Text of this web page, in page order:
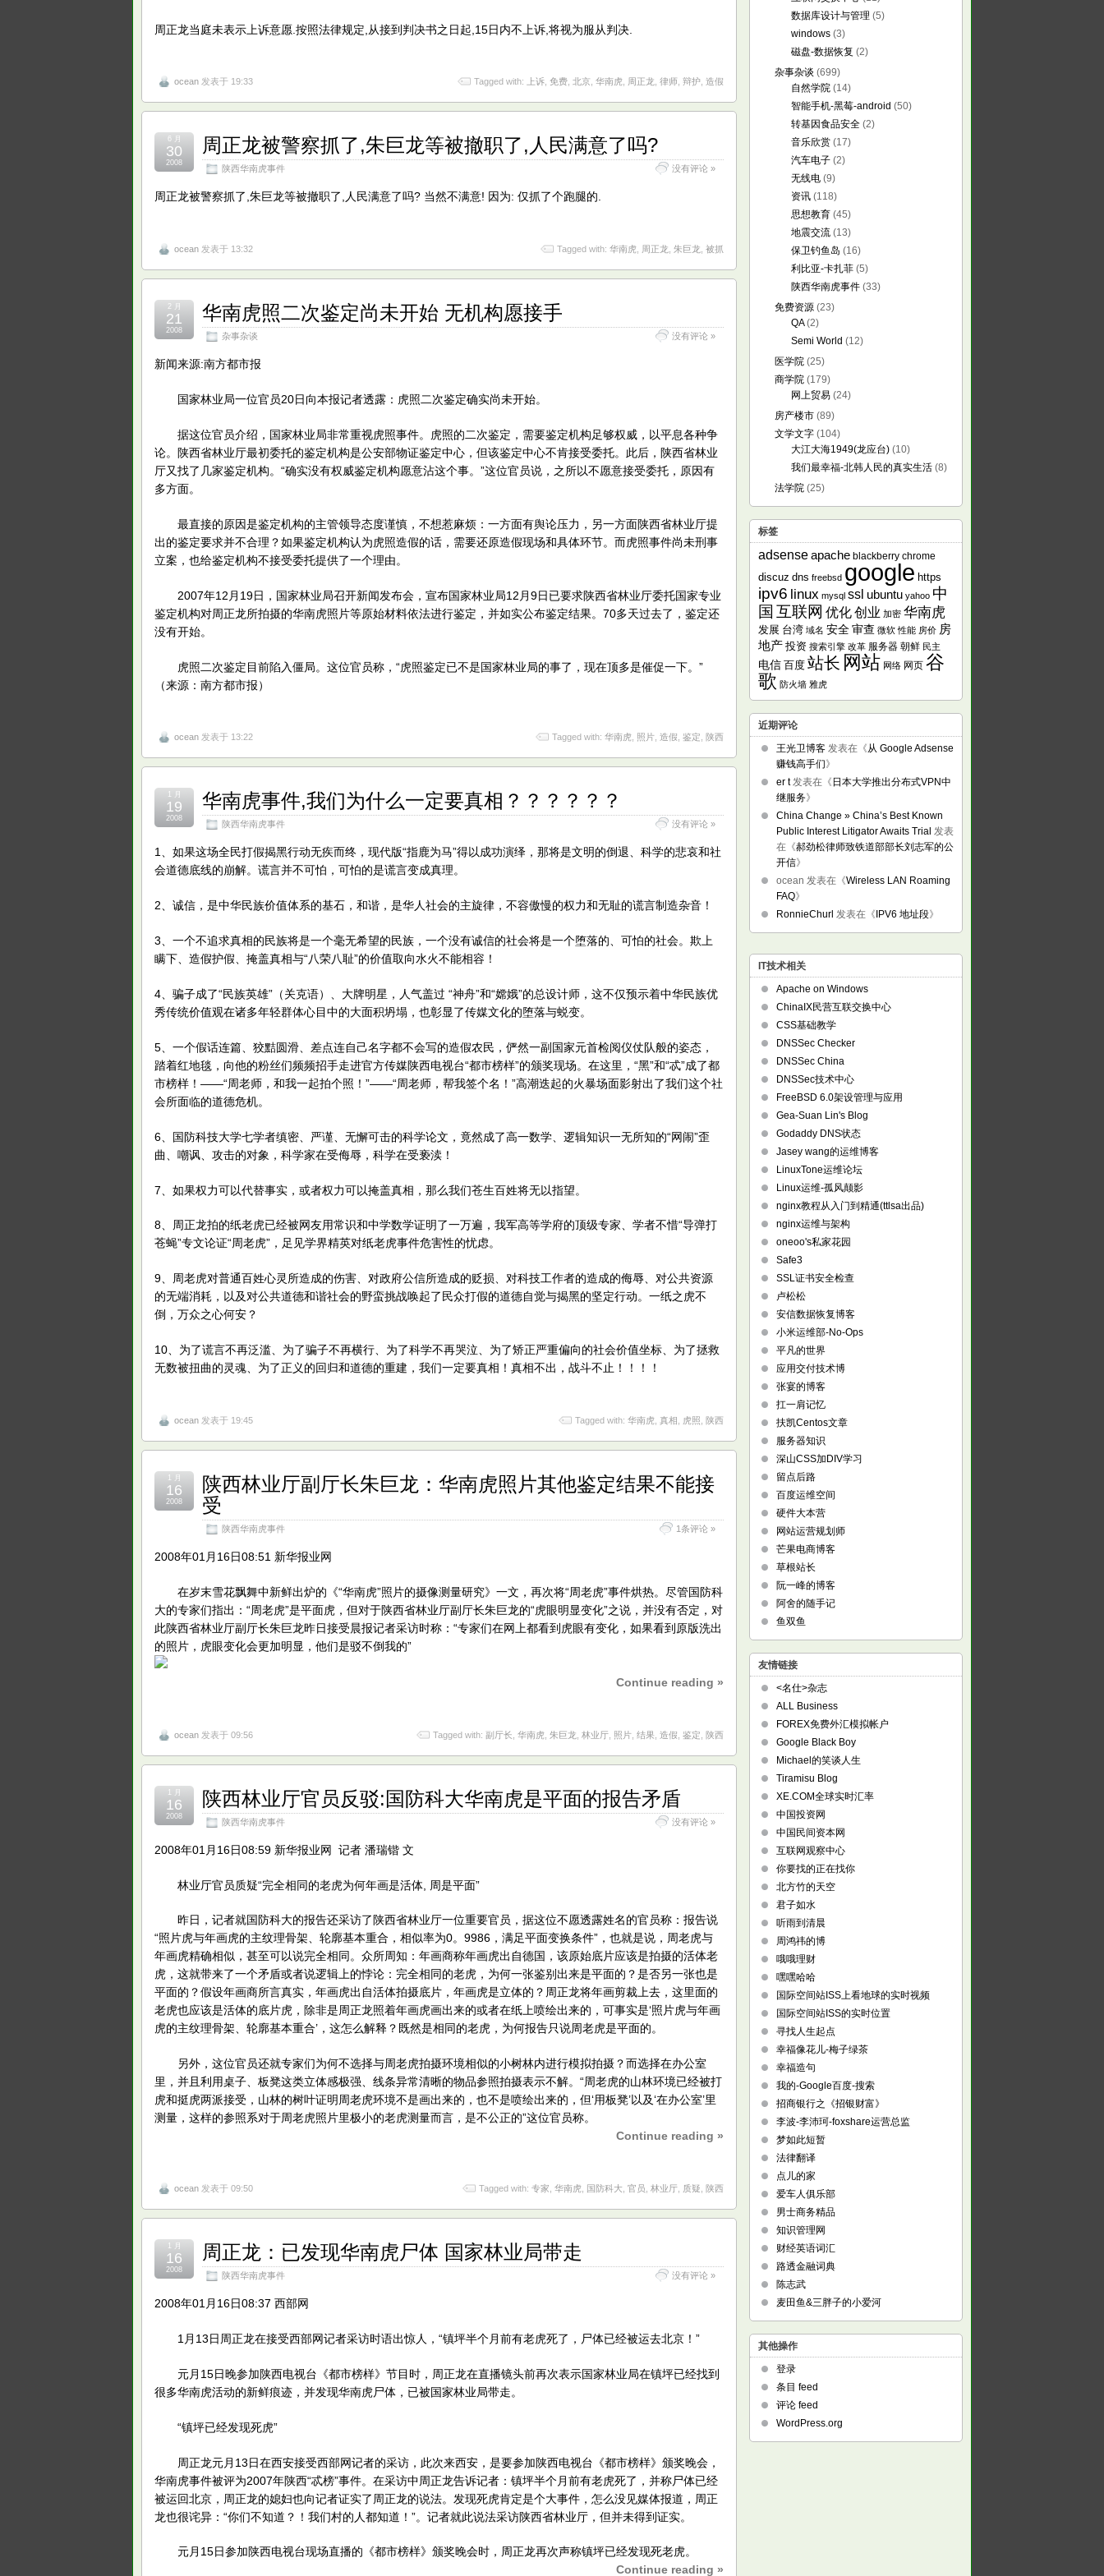
周正龙当庭未表示上诉意愿.按照法律规定,从接到判决书之日起,15日内不上诉,将视为服从判决.
ocean 发表于 19:33 Tagged with: 上诉, 免费, 北京, 华南虎, 周正龙, 律师, 辩护, 造假
周正龙被警察抓了,朱巨龙等被撤职了,人民满意了吗?
陕西华南虎事件 没有评论 »
6 月
30
2008
周正龙被警察抓了,朱巨龙等被撤职了,人民满意了吗? 当然不满意! 因为: 仅抓了个跑腿的.
ocean 发表于 13:32 Tagged with: 华南虎 周正龙 朱巨龙 被抓
华南虎照二次鉴定尚未开始 无机构愿接手
杂事杂谈 没有评论 »
2 月
21
2008
新闻来源:南方都市报
国家林业局一位官员20日向本报记者透露：虎照二次鉴定确实尚未开始。
据这位官员介绍，国家林业局非常重视虎照事件。虎照的二次鉴定，需要鉴定机构足够权威，以平息各种争
论。陕西省林业厅最初委托的鉴定机构是公安部物证鉴定中心，但该鉴定中心不肯接受委托。此后，陕西省林业
厅又找了几家鉴定机构。“确实没有权威鉴定机构愿意沾这个事。”这位官员说，之所以不愿意接受委托，原因有
多方面。
最直接的原因是鉴定机构的主管领导态度谨慎，不想惹麻烦：一方面有舆论压力，另一方面陕西省林业厅提
出的鉴定要求并不合理？如果鉴定机构认为虎照造假的话，需要还原造假现场和具体环节。而虎照事件尚未刑事
立案，也给鉴定机构不接受委托提供了一个理由。
2007年12月19日，国家林业局召开新闻发布会，宣布国家林业局12月9日已要求陕西省林业厅委托国家专业
鉴定机构对周正龙所拍摄的华南虎照片等原始材料依法进行鉴定，并如实公布鉴定结果。70多天过去了，鉴定还
没有开始。
虎照二次鉴定目前陷入僵局。这位官员称，“虎照鉴定已不是国家林业局的事了，现在顶多是催促一下。”
（来源：南方都市报）
ocean 发表于 13:22 Tagged with: 华南虎 照片 造假 鉴定 陕西
华南虎事件,我们为什么一定要真相？？？？？？
陕西华南虎事件 没有评论 »
1 月
19
2008
1、如果这场全民打假揭黑行动无疾而终，现代版“指鹿为马”得以成功演绎，那将是文明的倒退、科学的悲哀和社
会道德底线的崩解。谎言并不可怕，可怕的是谎言变成真理。
2、诚信，是中华民族价值体系的基石，和谐，是华人社会的主旋律，不容傲慢的权力和无耻的谎言制造杂音！
3、一个不追求真相的民族将是一个毫无希望的民族，一个没有诚信的社会将是一个堕落的、可怕的社会。欺上
瞒下、造假护假、掩盖真相与“八荣八耻”的价值取向水火不能相容！
4、骗子成了“民族英雄”（关克语）、大牌明星，人气盖过 “神舟”和“嫦娥”的总设计师，这不仅预示着中华民族优
秀传统价值观在诸多年轻群体心目中的大面积坍塌，也彰显了传媒文化的堕落与蜕变。
5、一个假话连篇、狡黠圆滑、差点连自己名字都不会写的造假农民，俨然一副国家元首检阅仪仗队般的姿态，
踏着红地毯，向他的粉丝们频频招手走进官方传媒陕西电视台“都市榜样”的颁奖现场。在这里，“黑”和“忒”成了都
市榜样！——“周老师，和我一起拍个照！”——“周老师，帮我签个名！”高潮迭起的火暴场面影射出了我们这个社
会所面临的道德危机。
6、国防科技大学七学者缜密、严谨、无懈可击的科学论文，竟然成了高一数学、逻辑知识一无所知的“网闹”歪
曲、嘲讽、攻击的对象，科学家在受侮辱，科学在受亵渎！
7、如果权力可以代替事实，或者权力可以掩盖真相，那么我们苍生百姓将无以指望。
8、周正龙拍的纸老虎已经被网友用常识和中学数学证明了一万遍，我军高等学府的顶级专家、学者不惜“导弹打
苍蝇”专文论证“周老虎”，足见学界精英对纸老虎事件危害性的忧虑。
9、周老虎对普通百姓心灵所造成的伤害、对政府公信所造成的贬损、对科技工作者的造成的侮辱、对公共资源
的无端消耗，以及对公共道德和谐社会的野蛮挑战唤起了民众打假的道德自觉与揭黑的坚定行动。一纸之虎不
倒，万众之心何安？
10、为了谎言不再泛滥、为了骗子不再横行、为了科学不再哭泣、为了矫正严重偏向的社会价值坐标、为了拯救
无数被扭曲的灵魂、为了正义的回归和道德的重建，我们一定要真相！真相不出，战斗不止！！！！
ocean 发表于 19:45 Tagged with: 华南虎 真相 虎照 陕西
陕西林业厅副厅长朱巨龙：华南虎照片其他鉴定结果不能接
受
陕西华南虎事件 1条评论 »
1 月
16
2008
2008年01月16日08:51 新华报业网
在岁末雪花飘舞中新鲜出炉的《“华南虎”照片的摄像测量研究》一文，再次将“周老虎”事件烘热。尽管国防科
大的专家们指出：“周老虎”是平面虎，但对于陕西省林业厅副厅长朱巨龙的“虎眼明显变化”之说，并没有否定，对
此陕西省林业厅副厅长朱巨龙昨日接受晨报记者采访时称：“专家们在网上都看到虎眼有变化，如果看到原版洗出
的照片，虎眼变化会更加明显，他们是驳不倒我的”
Continue reading »
ocean 发表于 09:56 Tagged with: 副厅长 华南虎 朱巨龙 林业厅 照片 结果 造假 鉴定 陕西
陕西林业厅官员反驳:国防科大华南虎是平面的报告矛盾
陕西华南虎事件 没有评论 »
1 月
16
2008
2008年01月16日08:59 新华报业网 记者 潘瑞锴 文
林业厅官员质疑“完全相同的老虎为何年画是活体, 周是平面”
昨日，记者就国防科大的报告还采访了陕西省林业厅一位重要官员，据这位不愿透露姓名的官员称：报告说
“照片虎与年画虎的主纹理骨架、轮廓基本重合，相似率为0。9986，满足平面变换条件”，也就是说，周老虎与
年画虎精确相似，甚至可以说完全相同。众所周知：年画商称年画虎出自德国，该原始底片应该是拍摄的活体老
虎，这就带来了一个矛盾或者说逻辑上的悖论：完全相同的老虎，为何一张鉴别出来是平面的？是否另一张也是
平面的？假设年画商所言真实，年画虎出自活体拍摄底片，年画虎是立体的？周正龙将年画剪裁上去，这里面的
老虎也应该是活体的底片虎，除非是周正龙照着年画虎画出来的或者在纸上喷绘出来的，可事实是‘照片虎与年画
虎的主纹理骨架、轮廓基本重合’，这怎么解释？既然是相同的老虎，为何报告只说周老虎是平面的。
另外，这位官员还就专家们为何不选择与周老虎拍摄环境相似的小树林内进行模拟拍摄？而选择在办公室
里，并且利用桌子、板凳这类立体感极强、线条异常清晰的物品参照拍摄表示不解。“周老虎的山林环境已经被打
虎和挺虎两派接受，山林的树叶证明周老虎环境不是画出来的，也不是喷绘出来的，但‘用板凳’以及‘在办公室’里
测量，这样的参照系对于周老虎照片里极小的老虎测量而言，是不公正的”这位官员称。
Continue reading »
ocean 发表于 09:50 Tagged with: 专家 华南虎 国防科大 官员 林业厅 质疑 陕西
周正龙：已发现华南虎尸体 国家林业局带走
陕西华南虎事件 没有评论 »
1 月
16
2008
2008年01月16日08:37 西部网
1月13日周正龙在接受西部网记者采访时语出惊人，“镇坪半个月前有老虎死了，尸体已经被运去北京！”
元月15日晚参加陕西电视台《都市榜样》节目时，周正龙在直播镜头前再次表示国家林业局在镇坪已经找到
很多华南虎活动的新鲜痕迹，并发现华南虎尸体，已被国家林业局带走。
“镇坪已经发现死虎”
周正龙元月13日在西安接受西部网记者的采访，此次来西安，是要参加陕西电视台《都市榜样》颁奖晚会，
华南虎事件被评为2007年陕西“忒榜”事件。在采访中周正龙告诉记者：镇坪半个月前有老虎死了，并称尸体已经
被运回北京，周正龙的媳妇也向记者证实了周正龙的说法。发现死虎肯定是个大事件，怎么没见媒体报道，周正
龙也很诧异：“你们不知道？！我们村的人都知道！”。记者就此说法采访陕西省林业厅，但并未得到证实。
元月15日参加陕西电视台现场直播的《都市榜样》颁奖晚会时，周正龙再次声称镇坪已经发现死老虎。
Continue reading »
数据库设计与管理 (5)
windows (3)
磁盘-数据恢复 (2)
杂事杂谈 (699)
自然学院 (14)
智能手机-黑莓-android (50)
转基因食品安全 (2)
音乐欣赏 (17)
汽车电子 (2)
无线电 (9)
资讯 (118)
思想教育 (45)
地震交流 (13)
保卫钓鱼岛 (16)
利比亚-卡扎菲 (5)
陕西华南虎事件 (33)
免费资源 (23)
QA(2)
Semi World (12)
医学院 (25)
商学院 (179)
网上贸易 (24)
房产楼市 (89)
文学文字 (104)
大江大海1949(龙应台) (10)
我们最幸福-北韩人民的真实生活 (8)
法学院 (25)
标签
adsenseapache blackberry chrome
discuz dns freebsd google https
ipv6 linux mysql ssl ubuntu yahoo 中
国 互联网 优化创业 加密 华南虎
发展 台湾 域名 安全 审查 微软 性能 房价 房
地产 投资 搜索引擎 改革 服务器 朝鲜 民主
电信 百度 站长 网站 网络 网页 谷
歌 防火墙 雅虎
近期评论
王光卫博客 发表在《从 Google Adsense
赚钱高手们》
er t发表在《 日本大学推出分布式VPN中
继服务》
China Change » China’s Best Known
Public Interest Litigator Awaits Trial 发表
在《郝劲松律师致铁道部部长刘志军的公
开信》
ocean 发表在《Wireless LAN Roaming
FAQ》
RonnieChurl 发表在《 IPV6 地址段》
IT技术相关
Apache on Windows
ChinaIX民营互联交换中心
CSS基础教学
DNSSec Checker
DNSSec China
DNSSec技术中心
FreeBSD 6.0架设管理与应用
Gea-Suan Lin's Blog
Godaddy DNS状态
Jasey wang的运维博客
LinuxTone运维论坛
Linux运维-孤风颠影
nginx教程从入门到精通(ttlsa出品)
nginx运维与架构
oneoo's私家花园
Safe3
SSL证书安全检查
卢松松
安信数据恢复博客
小米运维部-No-Ops
平凡的世界
应用交付技术博
张宴的博客
扛一肩记忆
扶凯Centos文章
服务器知识
深山CSS加DIV学习
留点后路
百度运维空间
硬件大本营
网站运营规划师
芒果电商博客
草根站长
阮一峰的博客
阿舍的随手记
鱼双鱼
友情链接
<名仕>杂志
ALL Business
FOREX免费外汇模拟帐户
Google Black Boy
Michael的笑谈人生
Tiramisu Blog
XE.COM全球实时汇率
中国投资网
中国民间资本网
互联网观察中心
你要找的正在找你
北方竹的天空
君子如水
听雨到清晨
周鸿祎的博
哦哦理财
嘿嘿哈哈
国际空间站ISS上看地球的实时视频
国际空间站ISS的实时位置
寻找人生起点
幸福像花儿-梅子绿茶
幸福造句
我的-Google百度-搜索
招商银行之《招银财富》
李波-李沛珂-foxshare运营总监
梦如此短暂
法律翻译
点儿的家
爱车人俱乐部
男士商务精品
知识管理网
财经英语词汇
路透金融词典
陈志武
麦田鱼&三胖子的小爱河
其他操作
登录
条目 feed
评论 feed
WordPress.org